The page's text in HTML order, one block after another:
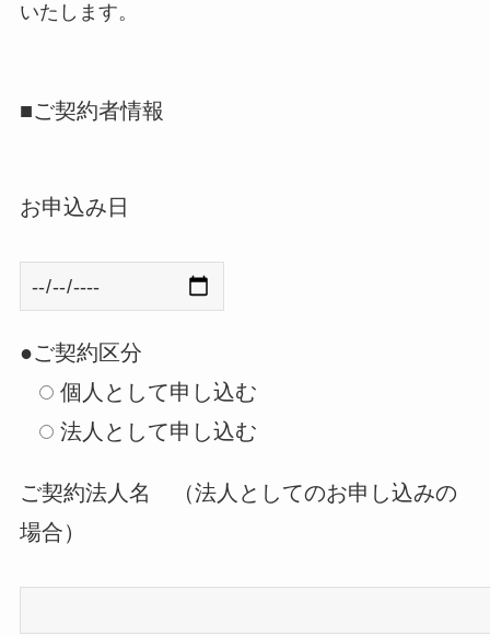
いたします。
■ご契約者情報
お申込み日
●ご契約区分
個人として申し込む
法人として申し込む
ご契約法人名 （法人としてのお申し込みの
場合）